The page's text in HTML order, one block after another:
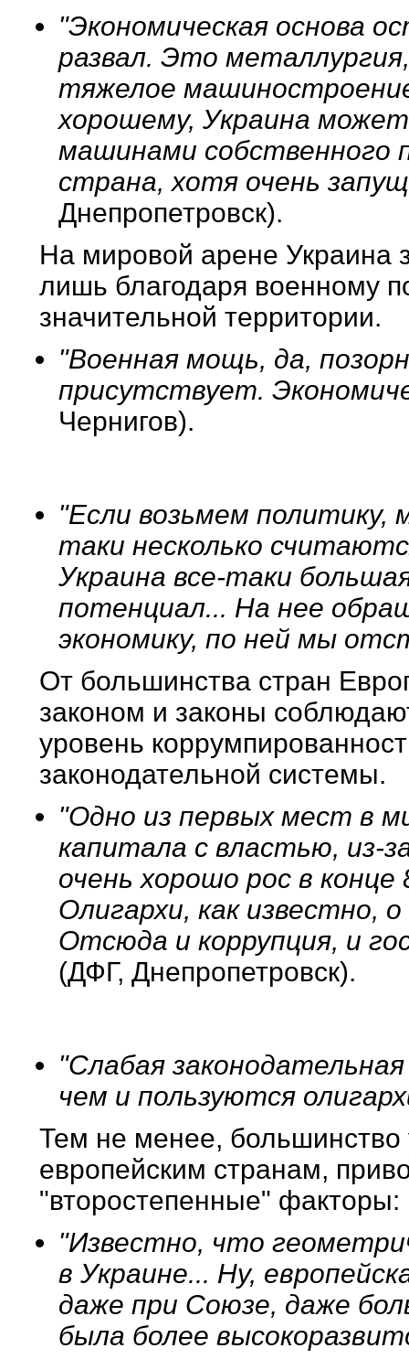
"Экономическая основа
развал. Это
тяжелое
хорошему, Украина
машинами собственного
страна, хотя очень
Днепропетровск).
На мировой арене Украина
лишь благодаря военному
значительной территории.
"Военная мощь, да,
присутствует.
Чернигов).
"Если возьмем политику,
таки несколько
Украина все-таки
потенциал... На нее
экономику, по ней мы
От большинства стран
законом и законы
уровень
законодательной системы.
"Одно из первых мест в
капитала с властью, из-
очень хорошо рос в
Олигархи, как известно,
Отсюда и коррупция, и
(ДФГ, Днепропетровск).
"Слабая
чем и пользуются
Тем не менее, большинство
европейским странам,
"второстепенные" факторы:
"Известно, что
в Украине... Ну,
даже при Союзе, даже
была более